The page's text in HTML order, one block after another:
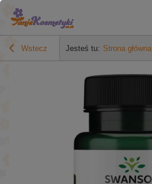
Wstecz Jesteś tu: Strona główna